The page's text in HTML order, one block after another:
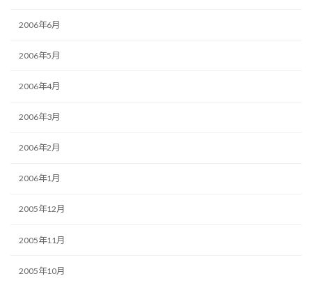
2006年6月
2006年5月
2006年4月
2006年3月
2006年2月
2006年1月
2005年12月
2005年11月
2005年10月